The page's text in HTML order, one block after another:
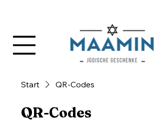
Start QR-Codes
QR-Codes